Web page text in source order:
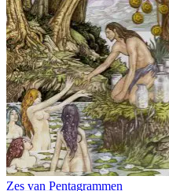
Zes van Pentagrammen